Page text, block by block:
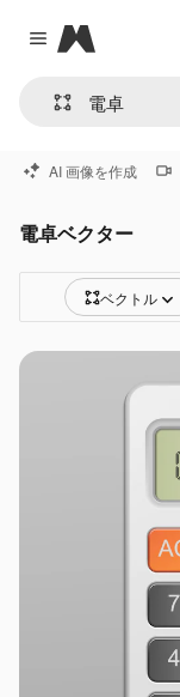
Close menu
Magnific
AI 画像を作成
電卓ベクター
ベクトル